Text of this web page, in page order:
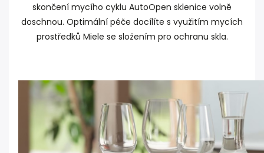
skončení mycího cyklu AutoOpen sklenice volně
doschnou. Optimální péče docílíte s využitím mycích
prostředků Miele se složením pro ochranu skla.